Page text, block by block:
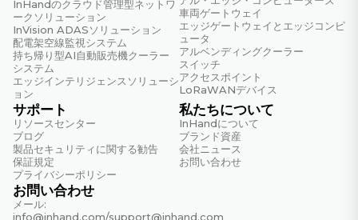
RFC 2474
DiffServの優先順位
RFC 2475
DiffServコアおよびエッジルーター機能
RFC 2597
DiffServ保証付き転送サービス
RFC 2598
DiffServ 緊急転送サービス
RFC 2865
InHandのクラウド管理型ネットワ
ークソリューション
InVision ADASソリューション
配電架空線監視システム
持ち帰り型AI自動販売機クーラー
システム
エッジインテリジェンスソリューシ
ョン
車両ゲートウェイ
エッジゲートウェイとエッジコンピ
ュータ
アルベンディングクーラー
スイッチ
アクセスポイント
LoRaWANデバイス
サポート
リソースセンター
ブログ
製品セキュリティに関する勧告
保証規定
プライバシーポリシー
私たちについて
InHandについて
ブランド資産
会社ニュース
お問い合わせ
お問い合わせ
メール:
info@inhand.com/support@inhand.com